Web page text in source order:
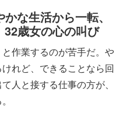
な生活から一転、
歳女の心の叫び
作業するのが苦手だ。や
れど、できることなら回
人と接する仕事の方が、